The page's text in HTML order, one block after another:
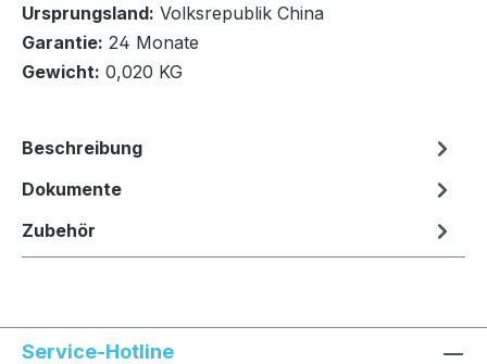
In den Warenkorb
Ursprungsland: Volksrepublik China
Garantie: 24 Monate
Gewicht: 0,020 KG
Beschreibung
Dokumente
Zubehör
Service-Hotline